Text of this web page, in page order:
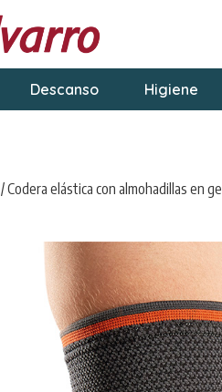
Descanso Higiene
/ Codera elástica con almohadillas en gel